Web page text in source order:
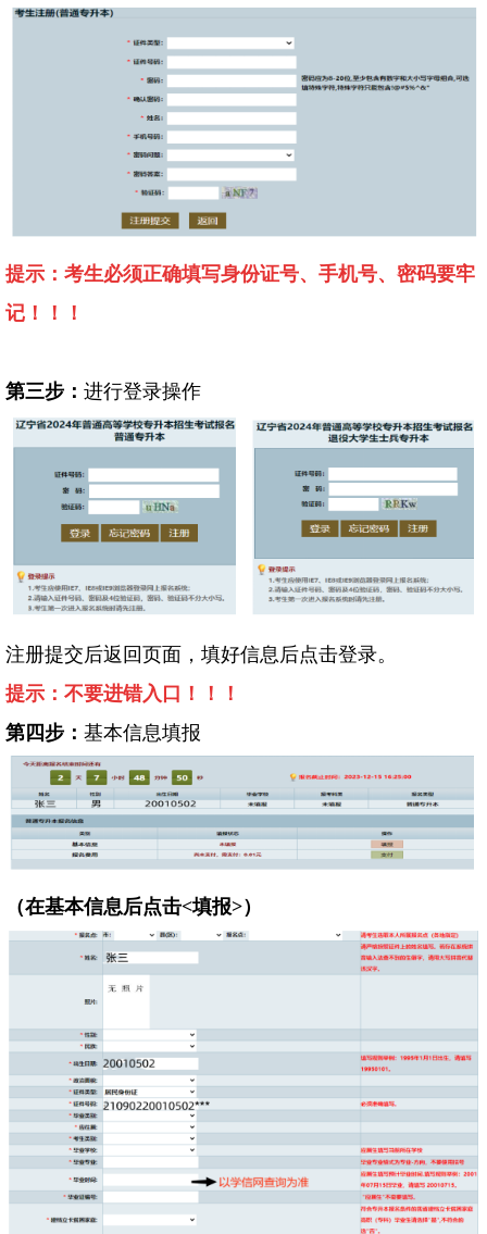
提示：考生必须正确填写身份证号、手机号、密码要牢
记！！！
第三步： 进行登录操作
注册提交后返回页面，填好信息后点击登录。
提示：不要进错入口！！！
第四步： 基本信息填报
（在基本信息后点击<填报>）